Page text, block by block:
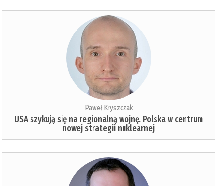
Paweł Kryszczak
USA szykują się na regionalną wojnę. Polska w centrum
nowej strategii nuklearnej